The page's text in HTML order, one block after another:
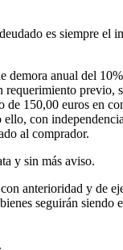
es siempre el
anual del
previo,
150,00 euros en
con
al comprador.
y sin más aviso.
anterioridad y de
seguirán siendo